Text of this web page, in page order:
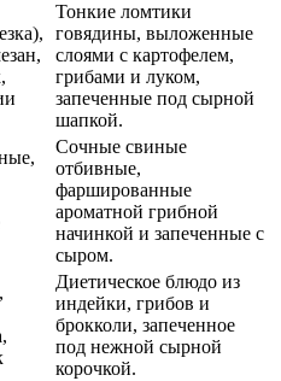
Тонкие ломтики
говядины, выложенные
слоями с картофелем,
грибами и луком,
запеченные под сырной
шапкой.
Сочные свиные
отбивные,
фаршированные
ароматной грибной
начинкой и запеченные с
сыром.
Диетическое блюдо из
индейки, грибов и
брокколи, запеченное
под нежной сырной
корочкой.